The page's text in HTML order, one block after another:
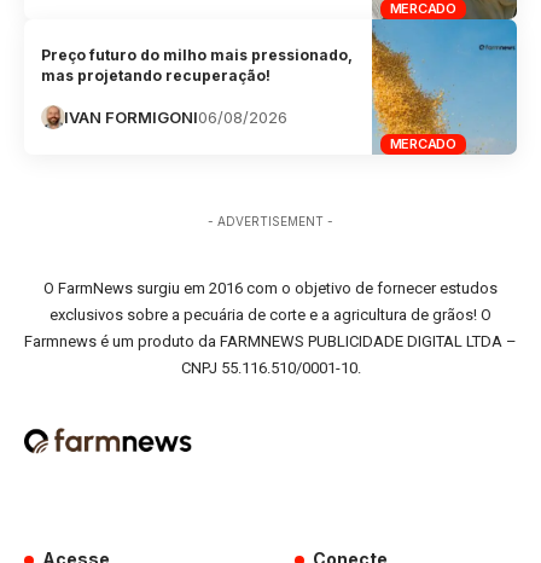
MERCADO
MERCADO
Preço futuro do milho mais pressionado,
mas projetando recuperação!
IVAN FORMIGONI06/08/2026
- ADVERTISEMENT -
O FarmNews surgiu em 2016 com o objetivo de fornecer estudos
exclusivos sobre a pecuária de corte e a agricultura de grãos! O
Farmnews é um produto da FARMNEWS PUBLICIDADE DIGITAL LTDA –
CNPJ 55.116.510/0001-10.